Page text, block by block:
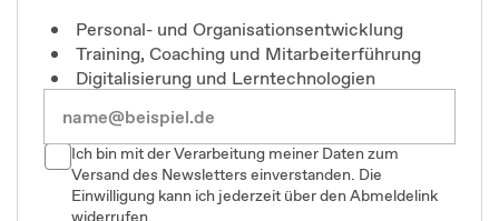
Personal- und Organisationsentwicklung
Training, Coaching und Mitarbeiterführung
Digitalisierung und Lerntechnologien
Ich bin mit der Verarbeitung meiner Daten zum
Versand des Newsletters einverstanden. Die
Einwilligung kann ich jederzeit über den Abmeldelink
widerrufen.